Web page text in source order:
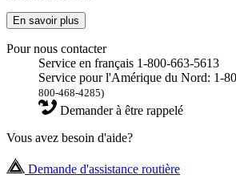
En savoir plus
Pour nous contacter
Service en français 1-800-663-5613
Service pour l'Amérique du Nord: 1-
800-468-4285)
Demander à être rappelé
Vous avez besoin d'aide?
Demande d'assistance routière